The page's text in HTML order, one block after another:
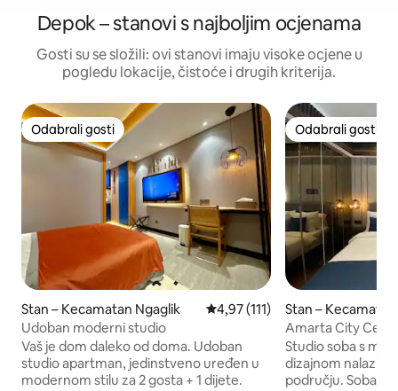
Depok – stanovi s najboljim ocjenama
Gosti su se složili: ovi stanovi imaju visoke ocjene u
pogledu lokacije, čistoće i drugih kriterija.
Odabrali gosti
Odabrali gosti
Stan – Kecamatan Ngaglik Prosječna ocjena: 4,97/5,
4,97 (111)
Udoban moderni studio
Vaš je dom daleko od doma. Udoban
studio apartman, jedinstveno uređen u
modernom stilu za 2 gosta + 1 dijete.
Odabrali gosti
Odabrali gosti
Stan –
Amarta City
Suite
Studio soba s
dizajnom nalazi
području. Soba s 1 bračnim krevetom,